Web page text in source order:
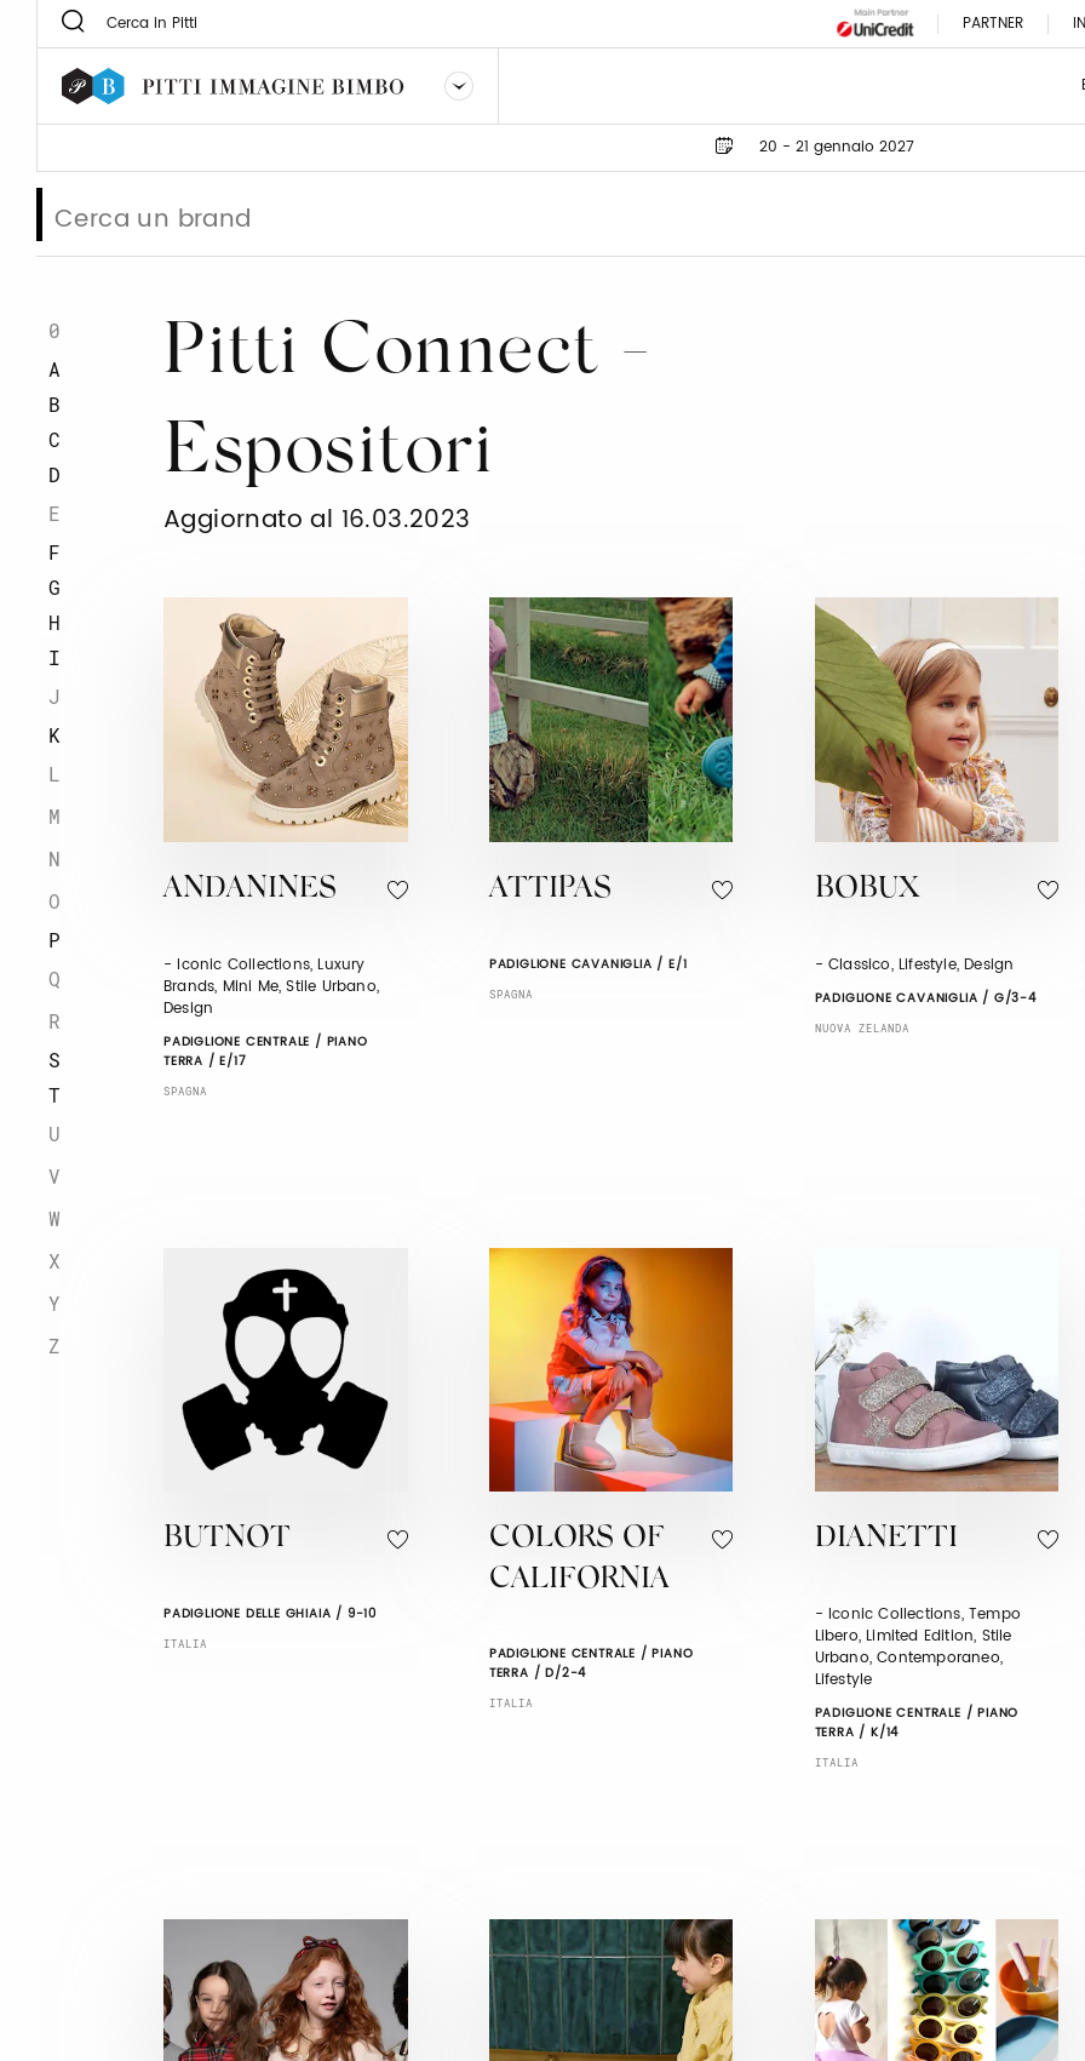
PARTNER
20 - 21 gennaio 2027
0
A
B
C
D
E
F
G
H
I
J
K
L
M
N
O
P
Q
R
S
T
U
V
W
X
Y
Z
Pitti Connect -
Espositori
Aggiornato al 16.03.2023
ANDANINES
- Iconic Collections, Luxury
Brands, Mini Me, Stile Urbano,
Design
PADIGLIONE CENTRALE / PIANO
TERRA / E/17
SPAGNA
ATTIPAS
PADIGLIONE CAVANIGLIA / E/1
SPAGNA
BOBUX
- Classico, Lifestyle, Design
PADIGLIONE CAVANIGLIA / G/3-4
NUOVA ZELANDA
BUTNOT
PADIGLIONE DELLE GHIAIA / 9-10
ITALIA
COLORS OF
CALIFORNIA
PADIGLIONE CENTRALE / PIANO
TERRA / D/2-4
ITALIA
DIANETTI
- Iconic Collections, Tempo
Libero, Limited Edition, Stile
Urbano, Contemporaneo,
Lifestyle
PADIGLIONE CENTRALE / PIANO
TERRA / K/14
ITALIA